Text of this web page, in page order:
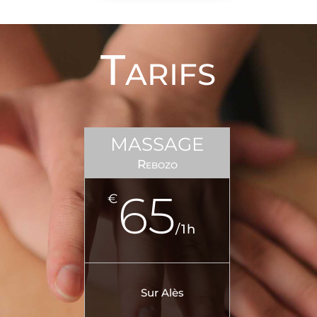
Tarifs
MASSAGE
Rebozo
€65/1h
Sur Alès